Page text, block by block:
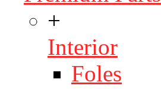
+
Interior
Foles